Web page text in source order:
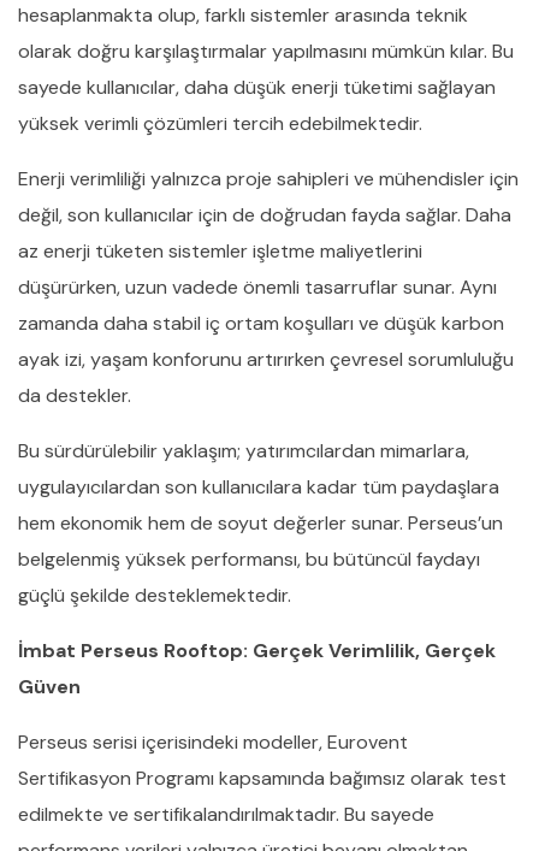
hesaplanmakta olup, farklı sistemler arasında teknik
olarak doğru karşılaştırmalar yapılmasını mümkün kılar. Bu
sayede kullanıcılar, daha düşük enerji tüketimi sağlayan
yüksek verimli çözümleri tercih edebilmektedir.
Enerji verimliliği yalnızca proje sahipleri ve mühendisler için
değil, son kullanıcılar için de doğrudan fayda sağlar. Daha
az enerji tüketen sistemler işletme maliyetlerini
düşürürken, uzun vadede önemli tasarruflar sunar. Aynı
zamanda daha stabil iç ortam koşulları ve düşük karbon
ayak izi, yaşam konforunu artırırken çevresel sorumluluğu
da destekler.
Bu sürdürülebilir yaklaşım; yatırımcılardan mimarlara,
uygulayıcılardan son kullanıcılara kadar tüm paydaşlara
hem ekonomik hem de soyut değerler sunar. Perseus’un
belgelenmiş yüksek performansı, bu bütüncül faydayı
güçlü şekilde desteklemektedir.
İmbat Perseus Rooftop: Gerçek Verimlilik, Gerçek
Güven
Perseus serisi içerisindeki modeller, Eurovent
Sertifikasyon Programı kapsamında bağımsız olarak test
edilmekte ve sertifikalandırılmaktadır. Bu sayede